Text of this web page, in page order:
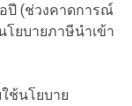
ปี (ช่วงคาดการณ์
โยบายภาษีนำเข้า
ช้นโยบาย